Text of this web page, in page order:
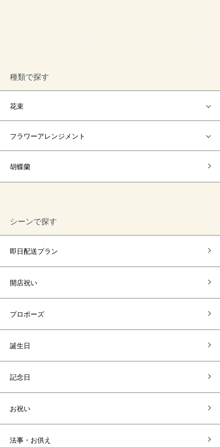
種類で探す
花束
フラワーアレンジメント
胡蝶蘭
シーンで探す
即日配送プラン
開店祝い
プロポーズ
誕生日
記念日
お祝い
法事・お供え